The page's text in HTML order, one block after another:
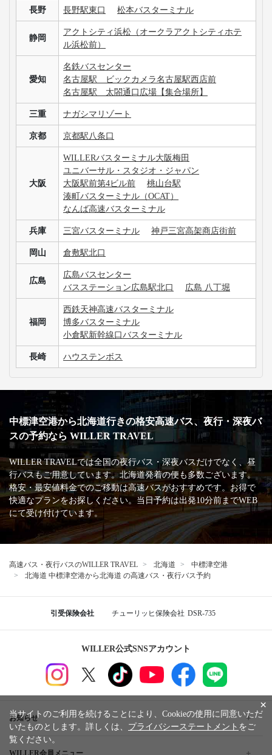
長野 長野駅東口 松本バスターミナル
静岡
アクトシティ浜松（オークラアクトシティホテ
ル浜松前）
愛知
名鉄バスセンター
名古屋駅 ビックカメラ名古屋駅西店前
名古屋駅 太閤通口広場【集合場所】
三重 ナガシマリゾート
京都 京都駅八条口
大阪
WILLERバスターミナル大阪梅田
ユニバーサル・スタジオ・ジャパン
大阪駅前第4ビル前
桃山台駅
湊町バスターミナル（OCAT）
なんば高速バスターミナル
兵庫 三宮バスターミナル 神戸三宮高架商店街前
岡山 倉敷駅北口
広島
広島バスセンター
バスステーション広島駅北口
広島 八丁堀
福岡
西鉄天神高速バスターミナル
博多バスターミナル
小倉駅新幹線口バスターミナル
長崎 ハウステンボス
中標津空港から北海道行きの格安高速バス、夜行・深夜バ
スの予約なら WILLER TRAVEL
WILLER TRAVELでは全国の夜行バス・深夜バスだけでなく、昼
行バスもご用意しています。北海道発着の便も多数ございます。
格安・最安値料金でのご移動は高速バスがおすすめです。お得で
快適なプランをお探しください。当日予約は出発10分前までWEB
にて受け付けています。
高速バス・夜行バスのWILLER TRAVEL 北海道
中標津空港
北海道 中標津空港から北海道 の高速バス・夜行バス予約
引受保険会社 チューリッヒ保険会社 DSR-735
WILLER公式SNSアカウント
お知らせ
WILLER会員メニュー
×
当サイトのご利用を続けることにより、Cookieの使用に同意いただ
いたものとします。詳しくは、 プライバシーステートメント をご
覧ください。